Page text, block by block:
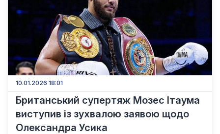
10.01.2026 18:01
Британський супертяж Мозес Ітаума
виступив із зухвалою заявою щодо
Олександра Усика